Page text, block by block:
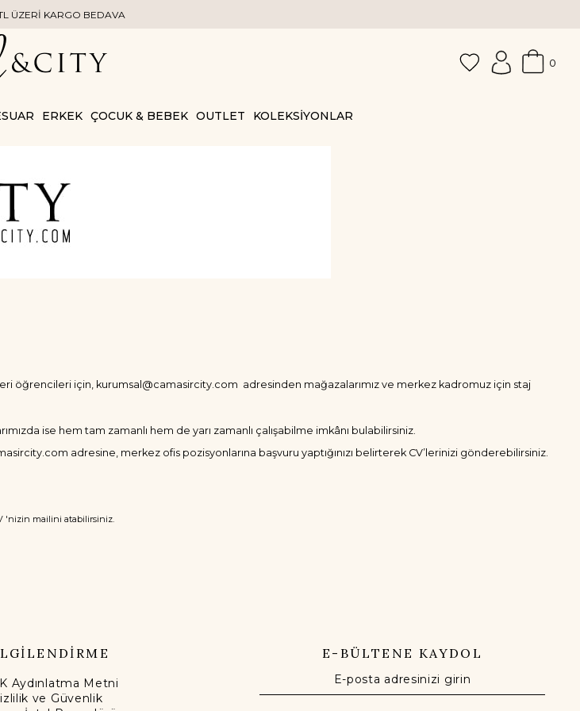
ÜZERİ KARGO BEDAVA
0
ERKEK ÇOCUK & BEBEK OUTLET KOLEKSİYONLAR
öğrencileri için, kurumsal@camasircity.com adresinden mağazalarımız ve merkez kadromuz için staj
ise hem tam zamanlı hem de yarı zamanlı çalışabilme imkânı bulabilirsiniz.
adresine, merkez ofis pozisyonlarına başvuru yaptığınızı belirterek CV’lerinizi gönderebilirsiniz.
'nizin mailini atabilirsiniz.
Aydınlatma Metni
ve Güvenlik
E-BÜLTENE KAYDOL